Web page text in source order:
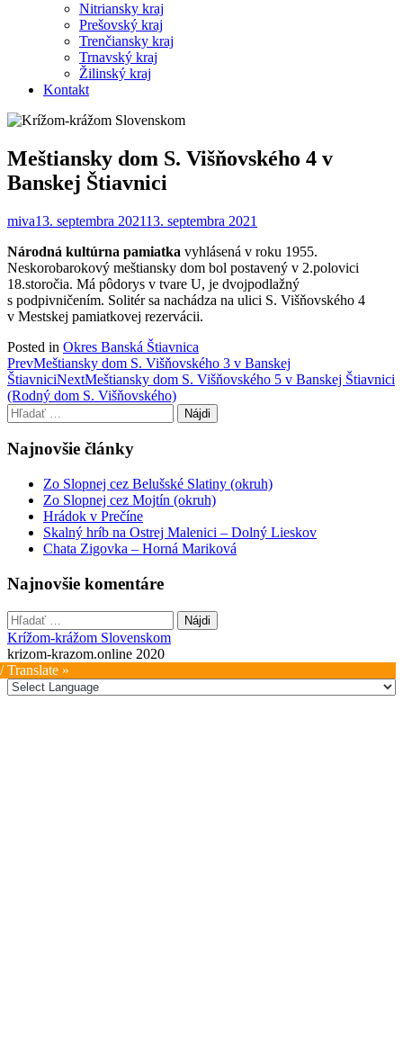
Nitriansky kraj
Prešovský kraj
Trenčiansky kraj
Trnavský kraj
Žilinský kraj
Kontakt
Meštiansky dom S. Višňovského 4 v
Banskej Štiavnici
miva13. septembra 202113. septembra 2021
Národná kultúrna pamiatka vyhlásená v roku 1955.
Neskorobarokový meštiansky dom bol postavený v 2.polovici
18.storočia. Má pôdorys v tvare U, je dvojpodlažný
s podpivničením. Solitér sa nachádza na ulici S. Višňovského 4
v Mestskej pamiatkovej rezervácii.
Posted in Okres Banská Štiavnica
Post
navigation
PrevMeštiansky dom S. Višňovského 3 v Banskej
ŠtiavniciNextMeštiansky dom S. Višňovského 5 v Banskej Štiavnici
(Rodný dom S. Višňovského)
Hľadať:
Najnovšie články
Zo Slopnej cez Belušské Slatiny (okruh)
Zo Slopnej cez Mojtín (okruh)
Hrádok v Prečíne
Skalný hríb na Ostrej Malenici – Dolný Lieskov
Chata Zigovka – Horná Mariková
Najnovšie komentáre
Hľadať:
Krížom-krážom Slovenskom
krizom-krazom.online 2020
Translate »